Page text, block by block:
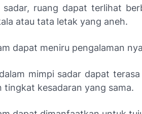
sadar, ruang dapat terlihat
atau tata letak yang aneh.
dapat meniru pengalaman
mimpi sadar dapat
tingkat kesadaran yang sama.